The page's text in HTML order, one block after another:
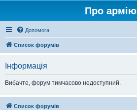
Про армію
Допомога
Список форумів
Інформація
Вибачте, форум тимчасово недоступний.
Список форумів